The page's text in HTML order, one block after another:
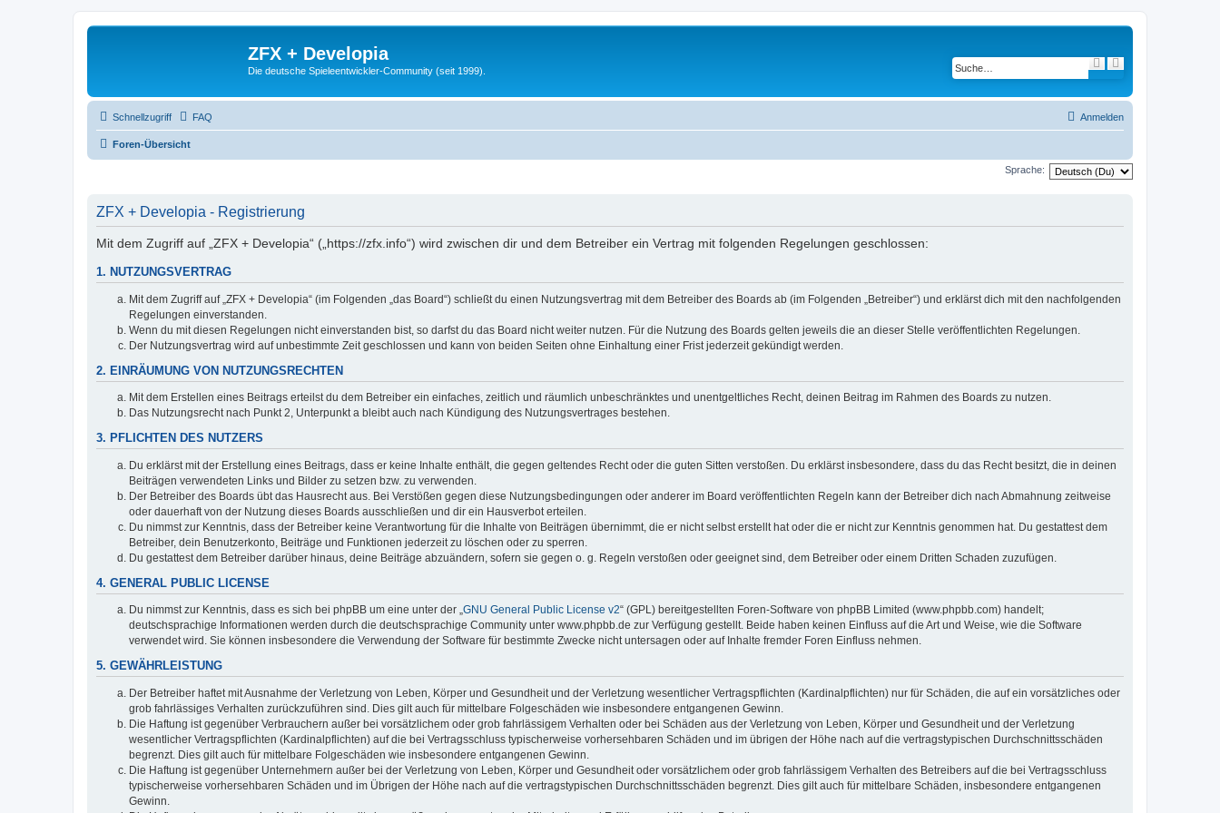
ZFX + Developia
Die deutsche Spieleentwickler-Community (seit 1999).
u
r
e
t
e
S
u
Schnellzugriff FAQ Anmelden
Foren-Übersicht
Sprache:
ZFX + Developia - Registrierung
Mit dem Zugriff auf „ZFX + Developia“ („https://zfx.info“) wird zwischen dir und dem Betreiber ein Vertrag mit folgenden Regelungen geschlossen:
1. NUTZUNGSVERTRAG
Mit dem Zugriff auf „ZFX + Developia“ (im Folgenden „das Board“) schließt du einen Nutzungsvertrag mit dem Betreiber des Boards ab (im Folgenden „Betreiber“) und erklärst dich mit den nachfolgenden
Regelungen einverstanden.
Wenn du mit diesen Regelungen nicht einverstanden bist, so darfst du das Board nicht weiter nutzen. Für die Nutzung des Boards gelten jeweils die an dieser Stelle veröffentlichten Regelungen.
Der Nutzungsvertrag wird auf unbestimmte Zeit geschlossen und kann von beiden Seiten ohne Einhaltung einer Frist jederzeit gekündigt werden.
2. EINRÄUMUNG VON NUTZUNGSRECHTEN
Mit dem Erstellen eines Beitrags erteilst du dem Betreiber ein einfaches, zeitlich und räumlich unbeschränktes und unentgeltliches Recht, deinen Beitrag im Rahmen des Boards zu nutzen.
Das Nutzungsrecht nach Punkt 2, Unterpunkt a bleibt auch nach Kündigung des Nutzungsvertrages bestehen.
3. PFLICHTEN DES NUTZERS
Du erklärst mit der Erstellung eines Beitrags, dass er keine Inhalte enthält, die gegen geltendes Recht oder die guten Sitten verstoßen. Du erklärst insbesondere, dass du das Recht besitzt, die in deinen
Beiträgen verwendeten Links und Bilder zu setzen bzw. zu verwenden.
Der Betreiber des Boards übt das Hausrecht aus. Bei Verstößen gegen diese Nutzungsbedingungen oder anderer im Board veröffentlichten Regeln kann der Betreiber dich nach Abmahnung zeitweise
oder dauerhaft von der Nutzung dieses Boards ausschließen und dir ein Hausverbot erteilen.
Du nimmst zur Kenntnis, dass der Betreiber keine Verantwortung für die Inhalte von Beiträgen übernimmt, die er nicht selbst erstellt hat oder die er nicht zur Kenntnis genommen hat. Du gestattest dem
Betreiber, dein Benutzerkonto, Beiträge und Funktionen jederzeit zu löschen oder zu sperren.
Du gestattest dem Betreiber darüber hinaus, deine Beiträge abzuändern, sofern sie gegen o. g. Regeln verstoßen oder geeignet sind, dem Betreiber oder einem Dritten Schaden zuzufügen.
4. GENERAL PUBLIC LICENSE
Du nimmst zur Kenntnis, dass es sich bei phpBB um eine unter der „GNU General Public License v2“ (GPL) bereitgestellten Foren-Software von phpBB Limited (www.phpbb.com) handelt;
deutschsprachige Informationen werden durch die deutschsprachige Community unter www.phpbb.de zur Verfügung gestellt. Beide haben keinen Einfluss auf die Art und Weise, wie die Software
verwendet wird. Sie können insbesondere die Verwendung der Software für bestimmte Zwecke nicht untersagen oder auf Inhalte fremder Foren Einfluss nehmen.
5. GEWÄHRLEISTUNG
Der Betreiber haftet mit Ausnahme der Verletzung von Leben, Körper und Gesundheit und der Verletzung wesentlicher Vertragspflichten (Kardinalpflichten) nur für Schäden, die auf ein vorsätzliches oder
grob fahrlässiges Verhalten zurückzuführen sind. Dies gilt auch für mittelbare Folgeschäden wie insbesondere entgangenen Gewinn.
Die Haftung ist gegenüber Verbrauchern außer bei vorsätzlichem oder grob fahrlässigem Verhalten oder bei Schäden aus der Verletzung von Leben, Körper und Gesundheit und der Verletzung
wesentlicher Vertragspflichten (Kardinalpflichten) auf die bei Vertragsschluss typischerweise vorhersehbaren Schäden und im übrigen der Höhe nach auf die vertragstypischen Durchschnittsschäden
begrenzt. Dies gilt auch für mittelbare Folgeschäden wie insbesondere entgangenen Gewinn.
Die Haftung ist gegenüber Unternehmern außer bei der Verletzung von Leben, Körper und Gesundheit oder vorsätzlichem oder grob fahrlässigem Verhalten des Betreibers auf die bei Vertragsschluss
typischerweise vorhersehbaren Schäden und im Übrigen der Höhe nach auf die vertragstypischen Durchschnittsschäden begrenzt. Dies gilt auch für mittelbare Schäden, insbesondere entgangenen
Gewinn.